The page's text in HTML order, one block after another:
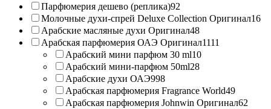
Парфюмерия дешево (реплика)92
Молочные духи-спрей Deluxe Collection Оригинал16
Арабские масляные духи Оригинал48
Арабская парфюмерия ОАЭ Оригинал1111
Арабский мини парфюм 30 ml10
Арабский мини-парфюм 50ml28
Арабские духи ОАЭ998
Арабская парфюмерия Fragrance World49
Арабская парфюмерия Johnwin Оригинал62